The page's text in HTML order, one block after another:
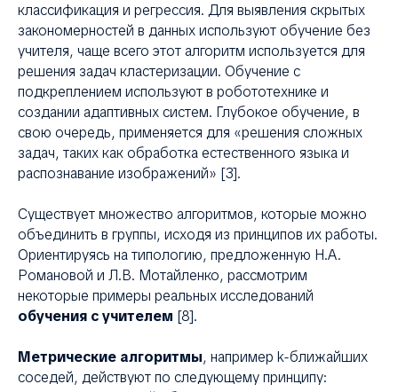
классификация и регрессия. Для выявления скрытых
закономерностей в данных используют обучение без
учителя, чаще всего этот алгоритм используется для
решения задач кластеризации. Обучение с
подкреплением используют в робототехнике и
создании адаптивных систем. Глубокое обучение, в
свою очередь, применяется для «решения сложных
задач, таких как обработка естественного языка и
распознавание изображений» [3].
Существует множество алгоритмов, которые можно
объединить в группы, исходя из принципов их работы.
Ориентируясь на типологию, предложенную Н.А.
Романовой и Л.В. Мотайленко, рассмотрим
некоторые примеры реальных исследований
обучения с учителем [8].
Метрические алгоритмы, например k-ближайших
соседей, действуют по следующему принципу: